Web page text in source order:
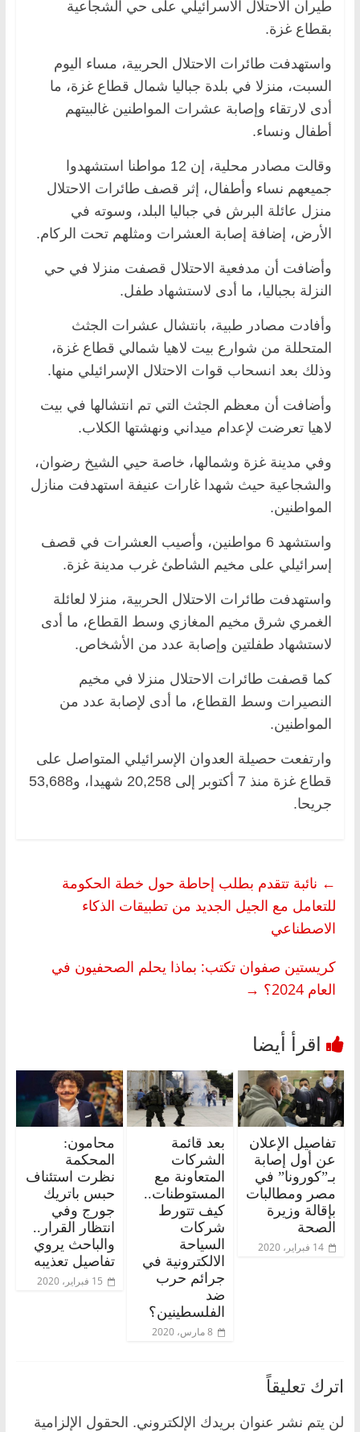
طيران الاحتلال الاسرائيلي على حي الشجاعية
بقطاع غزة.
واستهدفت طائرات الاحتلال الحربية، مساء اليوم
السبت، منزلا في بلدة جباليا شمال قطاع غزة، ما
أدى لارتقاء وإصابة عشرات المواطنين غالبيتهم
أطفال ونساء.
وقالت مصادر محلية، إن 12 مواطنا استشهدوا
جميعهم نساء وأطفال، إثر قصف طائرات الاحتلال
منزل عائلة البرش في جباليا البلد، وسوته في
الأرض، إضافة إصابة العشرات ومثلهم تحت الركام.
وأضافت أن مدفعية الاحتلال قصفت منزلا في حي
النزلة بجباليا، ما أدى لاستشهاد طفل.
وأفادت مصادر طبية، بانتشال عشرات الجثث
المتحللة من شوارع بيت لاهيا شمالي قطاع غزة،
وذلك بعد انسحاب قوات الاحتلال الإسرائيلي منها.
وأضافت أن معظم الجثث التي تم انتشالها في بيت
لاهيا تعرضت لإعدام ميداني ونهشتها الكلاب.
وفي مدينة غزة وشمالها، خاصة حيي الشيخ رضوان،
والشجاعية حيث شهدا غارات عنيفة استهدفت منازل
المواطنين.
واستشهد 6 مواطنين، وأصيب العشرات في قصف
إسرائيلي على مخيم الشاطئ غرب مدينة غزة.
واستهدفت طائرات الاحتلال الحربية، منزلا لعائلة
الغمري شرق مخيم المغازي وسط القطاع، ما أدى
لاستشهاد طفلتين وإصابة عدد من الأشخاص.
كما قصفت طائرات الاحتلال منزلا في مخيم
النصيرات وسط القطاع، ما أدى لإصابة عدد من
المواطنين.
وارتفعت حصيلة العدوان الإسرائيلي المتواصل على
قطاع غزة منذ 7 أكتوبر إلى 20,258 شهيدا، و53,688
جريحا.
← نائبة تتقدم بطلب إحاطة حول خطة الحكومة
للتعامل مع الجيل الجديد من تطبيقات الذكاء
الاصطناعي
كريستين صفوان تكتب: بماذا يحلم الصحفيون في
العام 2024؟
→
تفاصيل الإعلان
عن أول إصابة
بـ”كورونا” في
مصر ومطالبات
بإقالة وزيرة
الصحة
14 فبراير، 2020
بعد قائمة
الشركات
المتعاونة مع
المستوطنات..
كيف تتورط
شركات
السياحة
الالكترونية في
جرائم حرب
ضد
الفلسطينين؟
8 مارس، 2020
محامون:
المحكمة
نظرت استئناف
حبس باتريك
جورج وفي
انتظار القرار..
والباحث يروي
تفاصيل تعذيبه
15 فبراير، 2020
اترك تعليقاً
لن يتم نشر عنوان بريدك الإلكتروني. الحقول الإلزامية